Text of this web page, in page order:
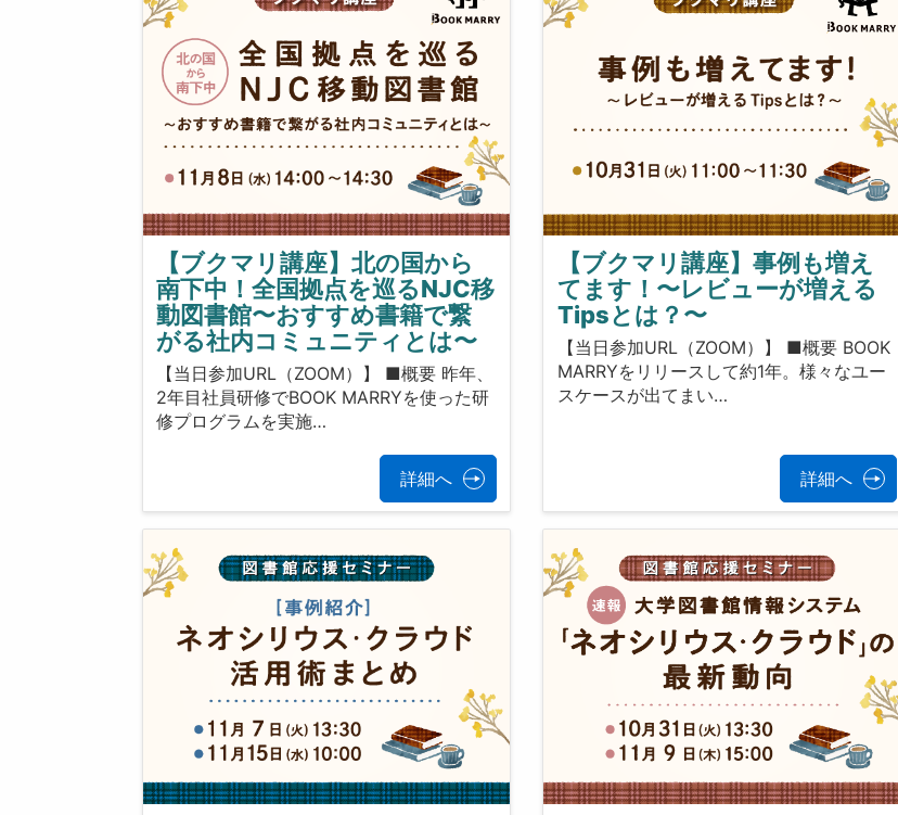
【ブクマリ講座】北の国から
南下中！全国拠点を巡るNJC移
動図書館〜おすすめ書籍で繋
がる社内コミュニティとは〜
【当日参加URL（ZOOM）】 ■概要 昨年、
2年目社員研修でBOOK MARRYを使った研
修プログラムを実施…
詳細へ
【ブクマリ講座】事例も増え
てます！〜レビューが増える
Tipsとは？〜
【当日参加URL（ZOOM）】 ■概要 BOOK
MARRYをリリースして約1年。様々なユー
スケースが出てまい…
詳細へ